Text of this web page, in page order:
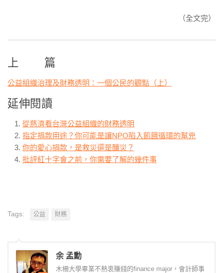
（全文完）
上 篇
公益組織治理及財務透明：一個公民的觀點（上）
延伸閱讀
從慈濟看台灣公益組織的財務透明
指定捐款用途？你可能是讓NPO陷入飢餓循環的幫兇
你的愛心捐款，是救災還是釀災？
批評紅十字會之前，你需要了解的幾件事
Tags: 公益 財務
余 孟勳
木柵大學畢業不熱衷賺錢的finance major，會計師事